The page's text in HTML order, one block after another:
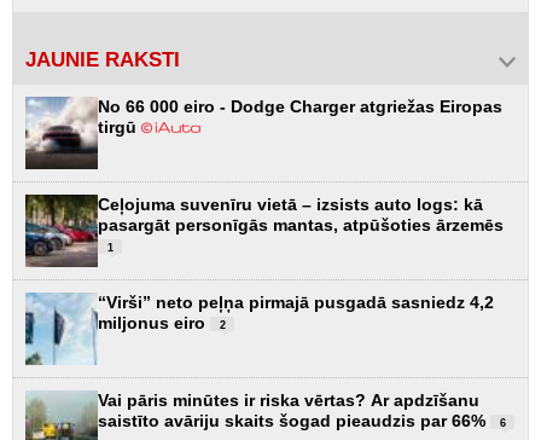
JAUNIE RAKSTI
No 66 000 eiro - Dodge Charger atgriežas Eiropas
tirgū
Ceļojuma suvenīru vietā – izsists auto logs: kā
pasargāt personīgās mantas, atpūšoties ārzemēs
1
“Virši” neto peļņa pirmajā pusgadā sasniedz 4,2
miljonus eiro
2
Vai pāris minūtes ir riska vērtas? Ar apdzīšanu
saistīto avāriju skaits šogad pieaudzis par 66%
6